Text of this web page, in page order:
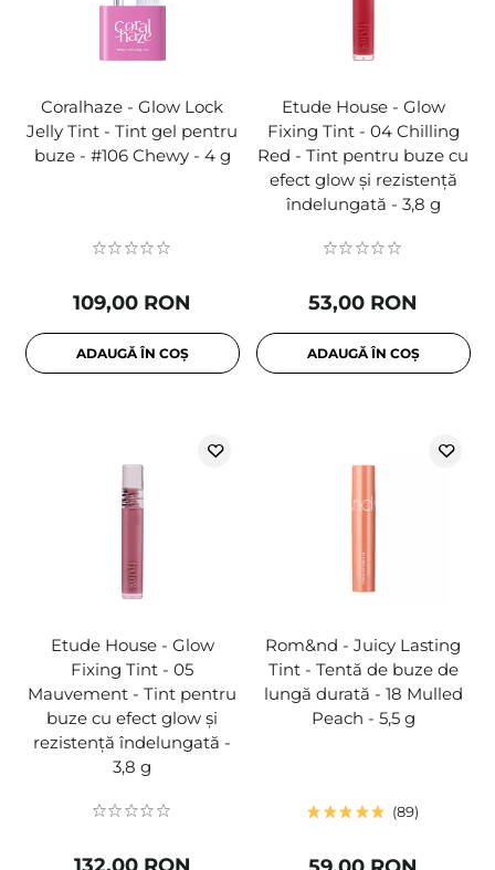
Coralhaze - Glow Lock
Jelly Tint - Tint gel pentru
buze - #106 Chewy - 4 g
109,00 RON
ADAUGĂ ÎN COȘ
Etude House - Glow
Fixing Tint - 04 Chilling
Red - Tint pentru buze cu
efect glow și rezistență
îndelungată - 3,8 g
53,00 RON
ADAUGĂ ÎN COȘ
Etude House - Glow
Fixing Tint - 05
Mauvement - Tint pentru
buze cu efect glow și
rezistență îndelungată -
3,8 g
Rom&nd - Juicy Lasting
Tint - Tentă de buze de
lungă durată - 18 Mulled
Peach - 5,5 g
89